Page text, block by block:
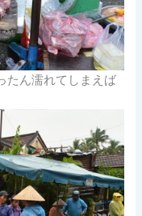
たん濡れてしまえば